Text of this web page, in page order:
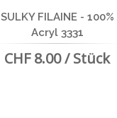
SULKY FILAINE - 100%
Acryl 3331
CHF 8.00 / Stück